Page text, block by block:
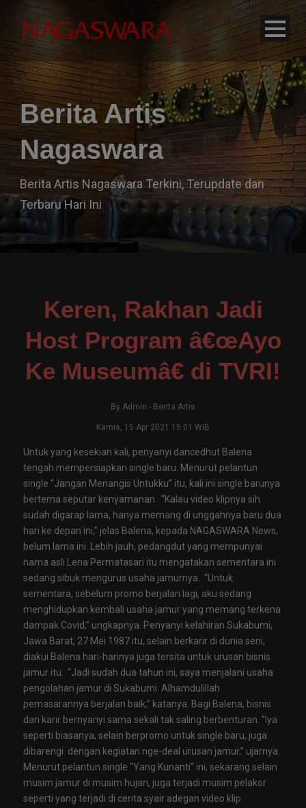
Berita Artis
Nagaswara
Berita Artis Nagaswara Terkini, Terupdate dan
Terbaru Hari Ini
Keren, Rakhan Jadi
Host Program â€œAyo
Ke Museumâ€ di TVRI!
By Admin - Berita Artis
Kamis, 15 Apr 2021 15:01 WIB
Untuk yang kesekian kali, penyanyi dancedhut Balena
tengah mempersiapkan single baru. Menurut pelantun
single “Jangan Menangis Untukku” itu, kali ini single barunya
bertema seputar kenyamanan. “Kalau video klipnya sih
sudah digarap lama, hanya memang di unggahnya baru dua
hari ke depan ini,” jelas Balena, kepada NAGASWARA News,
belum lama ini. Lebih jauh, pedangdut yang mempunyai
nama asli Lena Permatasari itu mengatakan sementara ini
sedang sibuk mengurus usaha jamurnya. “Untuk
sementara, sebelum promo berjalan lagi, aku sedang
menghidupkan kembali usaha jamur yang memang terkena
dampak Covid,” ungkapnya. Penyanyi kelahiran Sukabumi,
Jawa Barat, 27 Mei 1987 itu, selain berkarir di dunia seni,
diakui Balena hari-harinya juga tersita untuk urusan bisnis
jamur itu. “Jadi sudah dua tahun ini, saya menjalani usaha
pengolahan jamur di Sukabumi. Alhamdulillah
pemasarannya berjalan baik,” katanya. Bagi Balena, bisnis
dan karir bernyanyi sama sekali tak saling berbenturan. “Iya
seperti biasanya, selain berpromo untuk single baru, juga
dibarengi dengan kegiatan nge-deal urusan jamur,” ujarnya.
Menurut pelantun single “Yang Kunanti” ini, sekarang selain
musim jamur di musim hujan, juga terjadi musim pelakor
seperti yang terjadi di cerita syair adegan video klip
modal-check